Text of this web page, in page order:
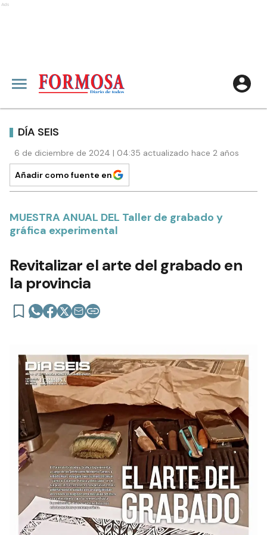
Ads
DÍA SEIS
6 de diciembre de 2024 | 04:35 actualizado hace 2 años
Añadir como fuente en
MUESTRA ANUAL DEL Taller de grabado y
gráfica experimental
Revitalizar el arte del grabado en
la provincia